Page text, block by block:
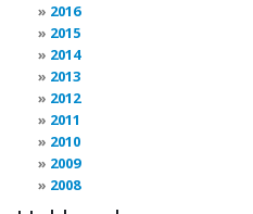
2016
2015
2014
2013
2012
2011
2010
2009
2008